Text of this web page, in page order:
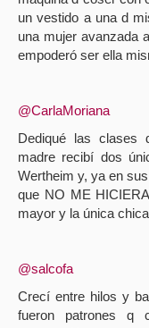
un vestido a una d
una mujer avanzada
empoderó ser ella
@CarlaMoriana
Dediqué las clases
madre recibí dos
Wertheim y, ya en
que NO ME
mayor y la única
@salcofa
Crecí entre hilos y
fueron patrones q